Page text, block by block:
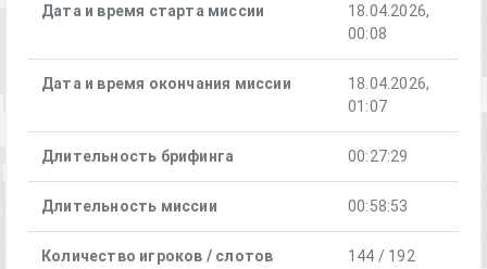
Дата и время старта миссии
18.04.2026,
00:08
Дата и время окончания миссии
18.04.2026,
01:07
Длительность брифинга 00:27:29
Длительность миссии 00:58:53
Количество игроков / слотов 144 / 192